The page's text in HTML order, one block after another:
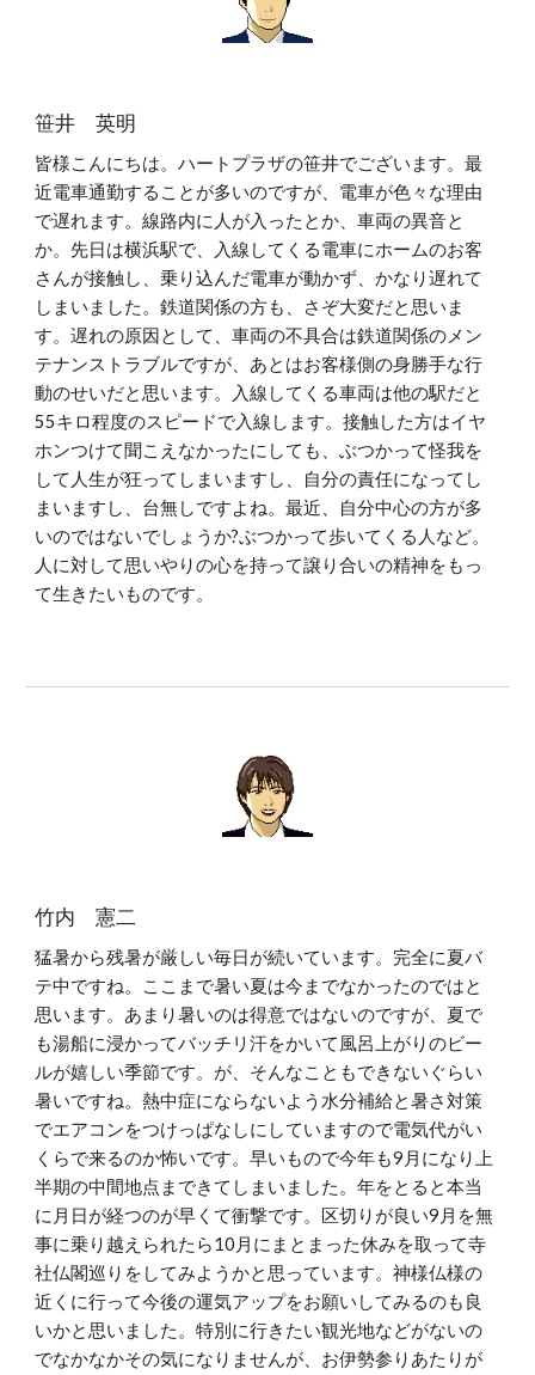
笹井 英明
皆様こんにちは。ハートプラザの笹井でございます。最
近電車通勤することが多いのですが、電車が色々な理由
で遅れます。線路内に人が入ったとか、車両の異音と
か。先日は横浜駅で、入線してくる電車にホームのお客
さんが接触し、乗り込んだ電車が動かず、かなり遅れて
しまいました。鉄道関係の方も、さぞ大変だと思いま
す。遅れの原因として、車両の不具合は鉄道関係のメン
テナンストラブルですが、あとはお客様側の身勝手な行
動のせいだと思います。入線してくる車両は他の駅だと
55キロ程度のスピードで入線します。接触した方はイヤ
ホンつけて聞こえなかったにしても、ぶつかって怪我を
して人生が狂ってしまいますし、自分の責任になってし
まいますし、台無しですよね。最近、自分中心の方が多
いのではないでしょうか?ぶつかって歩いてくる人など。
人に対して思いやりの心を持って譲り合いの精神をもっ
て生きたいものです。
竹内 憲二
猛暑から残暑が厳しい毎日が続いています。完全に夏バ
テ中ですね。ここまで暑い夏は今までなかったのではと
思います。あまり暑いのは得意ではないのですが、夏で
も湯船に浸かってバッチリ汗をかいて風呂上がりのビー
ルが嬉しい季節です。が、そんなこともできないぐらい
暑いですね。熱中症にならないよう水分補給と暑さ対策
でエアコンをつけっぱなしにしていますので電気代がい
くらで来るのか怖いです。早いもので今年も9月になり上
半期の中間地点まできてしまいました。年をとると本当
に月日が経つのが早くて衝撃です。区切りが良い9月を無
事に乗り越えられたら10月にまとまった休みを取って寺
社仏閣巡りをしてみようかと思っています。神様仏様の
近くに行って今後の運気アップをお願いしてみるのも良
いかと思いました。特別に行きたい観光地などがないの
でなかなかその気になりませんが、お伊勢参りあたりが